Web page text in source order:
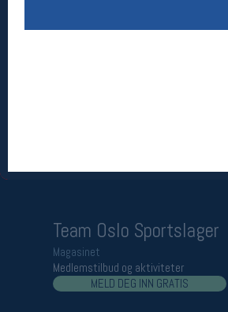
Team Oslo Sportslager
Magasinet
Medlemstilbud og aktiviteter
MELD DEG INN GRATIS